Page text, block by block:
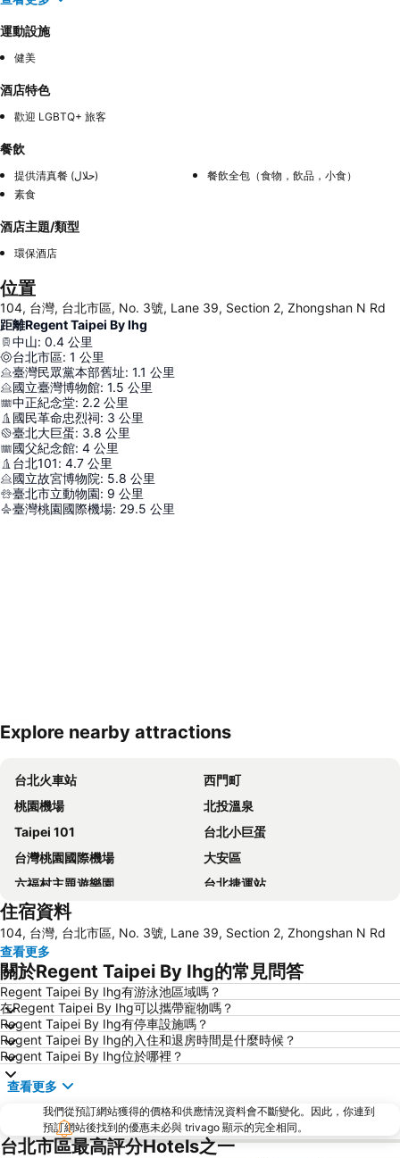
運動設施
健美
酒店特色
歡迎 LGBTQ+ 旅客
餐飲
提供清真餐 (حلال)
餐飲全包（食物，飲品，小食）
素食
酒店主題/類型
環保酒店
位置
104, 台灣, 台北市區, No. 3號, Lane 39, Section 2, Zhongshan N Rd
距離Regent Taipei By Ihg
中山: 0.4 公里
台北市區: 1 公里
臺灣民眾黨本部舊址: 1.1 公里
國立臺灣博物館: 1.5 公里
中正紀念堂: 2.2 公里
國民革命忠烈祠: 3 公里
臺北大巨蛋: 3.8 公里
國父紀念館: 4 公里
台北101: 4.7 公里
國立故宮博物院: 5.8 公里
臺北市立動物園: 9 公里
臺灣桃園國際機場: 29.5 公里
Explore nearby attractions
台北火車站
西門町
桃園機場
北投溫泉
Taipei 101
台北小巨蛋
台灣桃園國際機場
大安區
六福村主題遊樂園
台北捷運站
桃園高鐵站
新北投
烏來溫泉
陽明山
捷運中山站
捷運忠孝敦化站
大安森林公園
捷運忠孝復興站
內湖區
士林夜市
中正紀念堂
礁溪車站
桃園火車站
九份
台北市政府
台北世貿中心
羅東夜市
台北東區
住宿資料
104, 台灣, 台北市區, No. 3號, Lane 39, Section 2, Zhongshan N Rd
查看更多
關於Regent Taipei By Ihg的常見問答
Regent Taipei By Ihg有游泳池區域嗎？
在Regent Taipei By Ihg可以攜帶寵物嗎？
Regent Taipei By Ihg有停車設施嗎？
Regent Taipei By Ihg的入住和退房時間是什麼時候？
Regent Taipei By Ihg位於哪裡？
查看更多
我們從預訂網站獲得的價格和供應情況資料會不斷變化。因此，你連到
預訂網站後找到的優惠未必與 trivago 顯示的完全相同。
台北市區最高評分Hotels之一